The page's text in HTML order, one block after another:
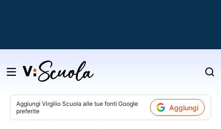
Salta
contenuto
Aggiungi Virgilio Scuola alle tue fonti Google
preferite
Aggiungi